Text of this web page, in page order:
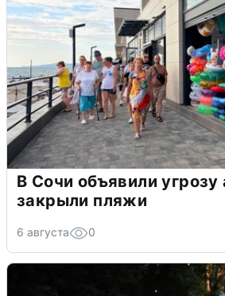
В Сочи объявили
закрыли пляжи
6 августа 0